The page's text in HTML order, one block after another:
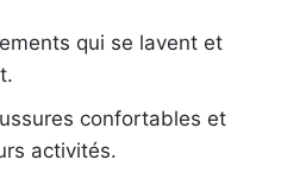
qui se lavent et
confortables et
activités.